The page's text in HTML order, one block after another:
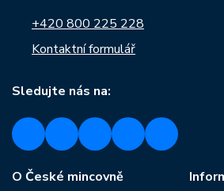
+420 800 225 228
Kontaktní formulář
Sledujte nás na:
O České mincovně